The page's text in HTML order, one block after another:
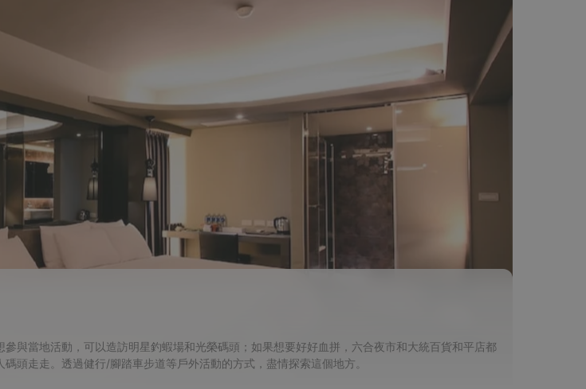
與當地活動，可以造訪明星釣蝦場和光榮碼頭；如果想要好好血拼，六合夜市和大統百貨和平店都
頭走走。透過健行/腳踏車步道等戶外活動的方式，盡情探索這個地方。